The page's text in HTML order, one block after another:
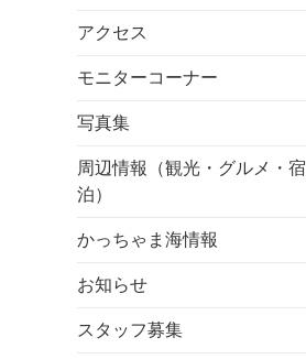
アクセス
モニターコーナー
写真集
周辺情報（観光・グルメ・宿
泊）
かっちゃま海情報
お知らせ
スタッフ募集